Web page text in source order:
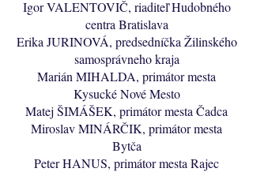
Igor VALENTOVIČ, riaditeľ Hudobného
centra Bratislava
Erika JURINOVÁ, predsedníčka Žilinského
samosprávneho kraja
Marián MIHALDA, primátor mesta
Kysucké Nové Mesto
Matej ŠIMÁŠEK, primátor mesta Čadca
Miroslav MINÁRČIK, primátor mesta
Bytča
Peter HANUS, primátor mesta Rajec